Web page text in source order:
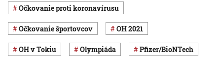
očkovanie proti koronavírusu
očkovanie športovcov OH 2021
OH v Tokiu Olympiáda Pfizer/BioNTech